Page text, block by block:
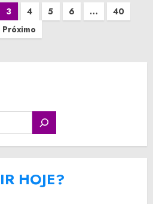
3 4 5 6 …
40
Próximo
HOJE?